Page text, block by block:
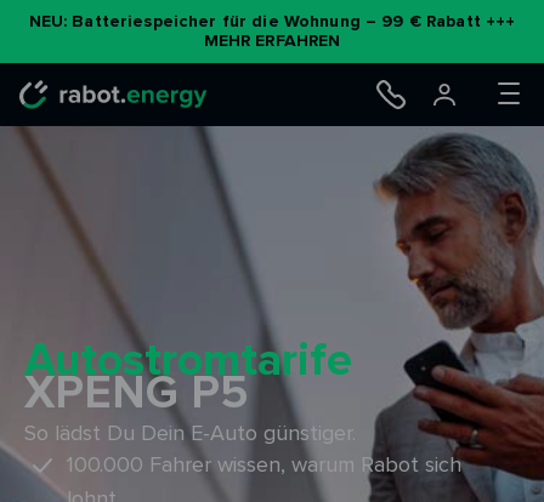
NEU: Batteriespeicher für die Wohnung – 99 € Rabatt +++
MEHR ERFAHREN
Autostromtarife
XPENG P5
So lädst Du Dein E-Auto günstiger.
100.000 Fahrer wissen, warum Rabot sich
Zum
Inhalt
springen